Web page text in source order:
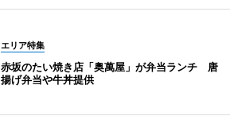
エリア特集
赤坂のたい焼き店「奥萬屋」が弁当ランチ 唐
揚げ弁当や牛丼提供